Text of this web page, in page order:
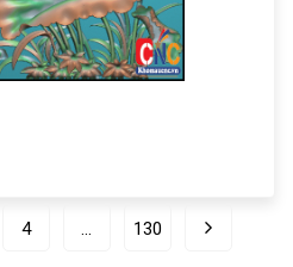
4 … 130